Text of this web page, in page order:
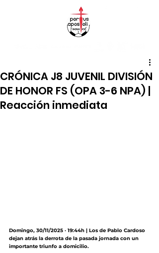
CRÓNICA J8 JUVENIL DIVISIÓN
DE HONOR FS (OPA 3-6 NPA) |
Reacción inmediata
Domingo, 30/11/2025 · 19:44h | Los de Pablo Cardoso
dejan atrás la derrota de la pasada jornada con un
importante triunfo a domicilio.